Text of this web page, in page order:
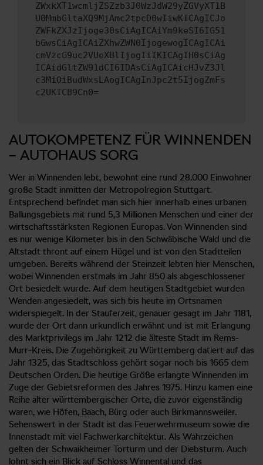
ZWxkXT1wcmljZSZzb3J0WzJdW29yZGVyXT1B
U0MmbGltaXQ9MjAmc2tpcD0wIiwKICAgICJo
ZWFkZXJzIjoge30sCiAgICAiYm9keSI6IG51
bGwsCiAgICAiZXhwZWN0IjogewogICAgICAi
cmVzcG9uc2VUeXBlIjogIiIKICAgIH0sCiAg
ICAidGltZW91dCI6IDAsCiAgICAicHJvZ3Jl
c3MiOiBudWxsLAogICAgInJpc2t5IjogZmFs
c2UKICB9Cn0=
AUTOKOMPETENZ FÜR WINNENDEN
– AUTOHAUS SORG
Wer in Winnenden lebt, bewohnt eine rund 28.000 Einwohner
große Stadt inmitten der Metropolregion Stuttgart.
Entsprechend befindet man sich hier innerhalb eines urbanen
Ballungsgebiets mit rund 5,3 Millionen Menschen und einer der
wirtschaftsstärksten Regionen Europas. Von Winnenden sind
es nur wenige Kilometer bis in den Schwäbische Wald und die
Altstadt thront auf einem Hügel und ist von den Stadtteilen
umgeben. Bereits während der Steinzeit lebten hier Menschen,
wobei Winnenden erstmals im Jahr 850 als abgeschlossener
Ort besiedelt wurde. Auf dem heutigen Stadtgebiet wurden
Wenden angesiedelt, was sich bis heute im Ortsnamen
widerspiegelt. In der Stauferzeit, genauer gesagt im Jahr 1181,
wurde der Ort dann urkundlich erwähnt und ist mit Erlangung
des Marktprivilegs im Jahr 1212 die älteste Stadt im Rems-
Murr-Kreis. Die Zugehörigkeit zu Württemberg datiert auf das
Jahr 1325, das Stadtschloss gehört sogar noch bis 1665 dem
Deutschen Orden. Die heutige Größe erlangte Winnenden im
Zuge der Gebietsreformen des Jahres 1975. Hinzu kamen eine
Reihe alter württembergischer Orte, die zuvor eigenständig
waren, wie Höfen, Baach, Bürg oder auch Birkmannsweiler.
Sehenswert in der Stadt ist das Feuerwehrmuseum sowie die
Innenstadt mit viel Fachwerkarchitektur. Als Wahrzeichen
gelten der Schwaikheimer Torturm und der Diebsturm. Auch
lohnt sich ein Blick auf Schloss Winnental und das